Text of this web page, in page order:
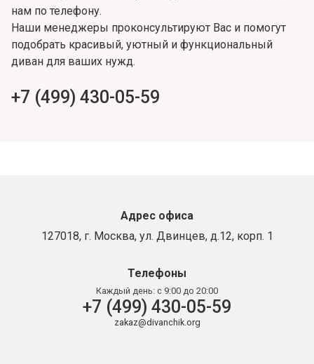
нам по телефону.
Наши менеджеры проконсультируют Вас и помогут
подобрать красивый, уютный и функциональный
диван для ваших нужд.
+7 (499) 430-05-59
Адрес офиса
127018, г. Москва, ул. Двинцев, д.12, корп. 1
Телефоны
Каждый день: с 9:00 до 20:00
+7 (499) 430-05-59
zakaz@divanchik.org